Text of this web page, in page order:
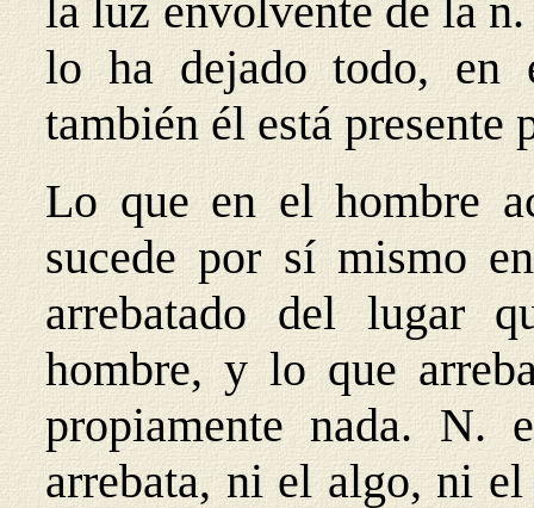
la luz envolvente de la
lo ha dejado todo, en
también él está presente
Lo que en el hombre
sucede por sí mismo
arrebatado del lugar
hombre, y lo que
propiamente nada.
arrebata, ni el algo, ni